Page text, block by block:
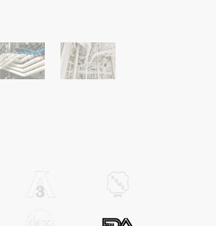
aislamiento para tuberías
la tecnología de
de Zotefoams,
único. Utilizando las
del PVDF y
excepcional. El
frente al fuego, la
térmica y otras
útil del producto.